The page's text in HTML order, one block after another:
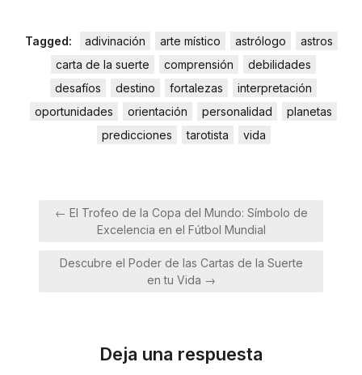
Tagged: adivinación arte místico astrólogo
astros
carta de la suerte
comprensión
debilidades
desafíos
destino fortalezas
interpretación
oportunidades
orientación personalidad
planetas
predicciones
tarotista vida
Navegación
← El Trofeo de la Copa del Mundo: Símbolo de
Excelencia en el Fútbol Mundial
Descubre el Poder de las Cartas de la Suerte
en tu Vida →
Deja una respuesta